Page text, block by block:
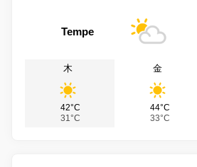
Tempe
木
42°C
31°C
金
44°C
33°C